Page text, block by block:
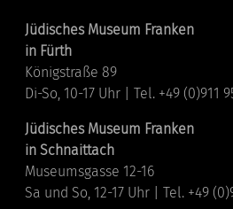
Jüdisches Museum Franken
in Fürth
Königstraße 89
Di-So, 10-17 Uhr | Tel. +49 (0)911
Jüdisches Museum Franken
in Schnaittach
Museumsgasse 12-16
Sa und So, 12-17 Uhr | Tel. +49